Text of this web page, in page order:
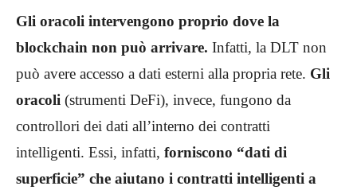
Gli oracoli intervengono proprio dove la
blockchain non può arrivare. Infatti, la DLT non
può avere accesso a dati esterni alla propria rete. Gli
oracoli (strumenti DeFi), invece, fungono da
controllori dei dati all’interno dei contratti
intelligenti. Essi, infatti, forniscono “dati di
superficie” che aiutano i contratti intelligenti a